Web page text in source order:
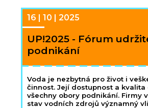
16 | 10 | 2025
UP!2025 - Fórum
podnikání
Voda je nezbytná pro život i
činnost. Její dostupnost a kvalita
všechny obory podnikání. Firmy
stav vodních zdrojů významný